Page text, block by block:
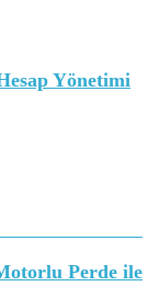
Yönetimi
Perde ile